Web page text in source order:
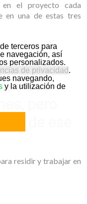
terceros para
navegación, así
personalizados.
de privacidad .
navegando,
y la utilización de
en el proyecto cada
en una de estas tres
en el
que
de ese
residir y trabajar en